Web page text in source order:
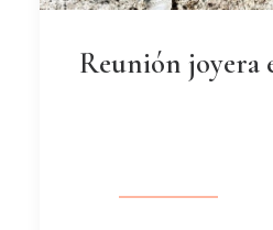
Reunión joyera